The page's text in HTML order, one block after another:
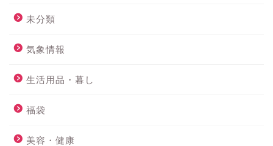
未分類
気象情報
生活用品・暮し
福袋
美容・健康